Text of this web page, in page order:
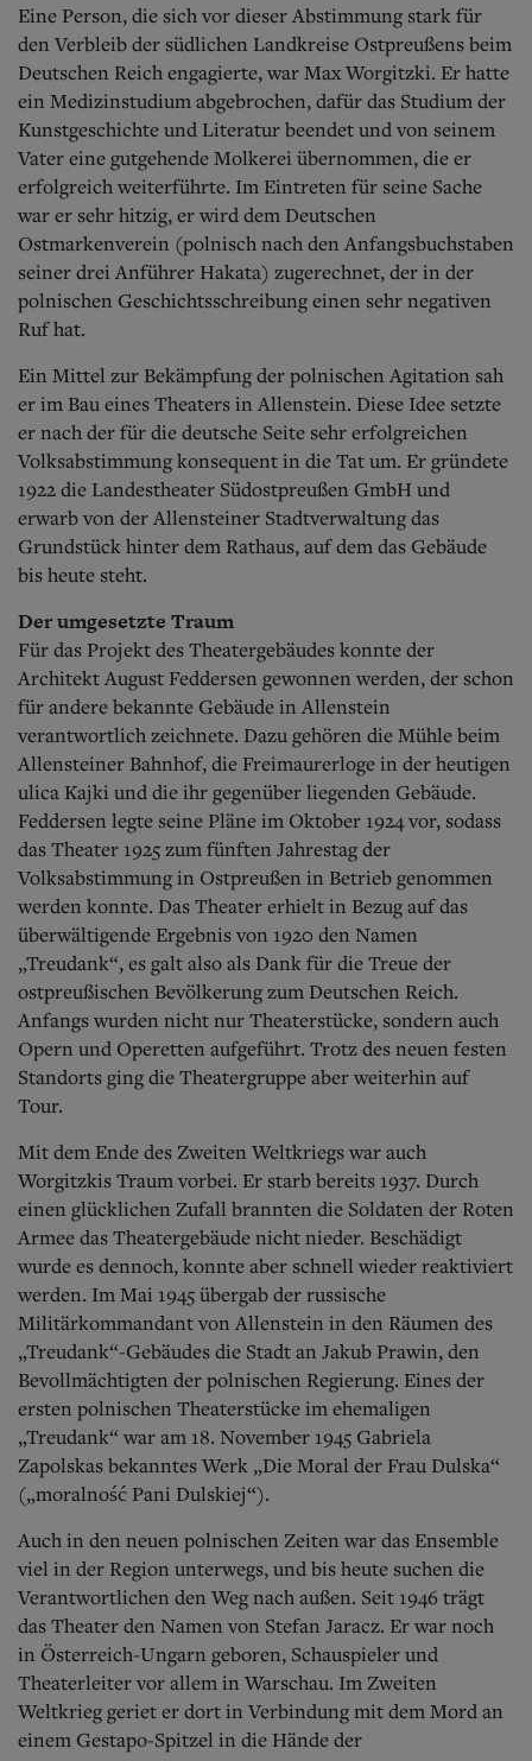
Eine Person, die sich vor dieser Abstimmung stark für
den Verbleib der südlichen Landkreise Ostpreußens beim
Deutschen Reich engagierte, war Max Worgitzki. Er hatte
ein Medizinstudium abgebrochen, dafür das Studium der
Kunstgeschichte und Literatur beendet und von seinem
Vater eine gutgehende Molkerei übernommen, die er
erfolgreich weiterführte. Im Eintreten für seine Sache
war er sehr hitzig, er wird dem Deutschen
Ostmarkenverein (polnisch nach den Anfangsbuchstaben
seiner drei Anführer Hakata) zugerechnet, der in der
polnischen Geschichtsschreibung einen sehr negativen
Ruf hat.
Ein Mittel zur Bekämpfung der polnischen Agitation sah
er im Bau eines Theaters in Allenstein. Diese Idee setzte
er nach der für die deutsche Seite sehr erfolgreichen
Volksabstimmung konsequent in die Tat um. Er gründete
1922 die Landestheater Südostpreußen GmbH und
erwarb von der Allensteiner Stadtverwaltung das
Grundstück hinter dem Rathaus, auf dem das Gebäude
bis heute steht.
Der umgesetzte Traum
Für das Projekt des Theatergebäudes konnte der
Architekt August Feddersen gewonnen werden, der schon
für andere bekannte Gebäude in Allenstein
verantwortlich zeichnete. Dazu gehören die Mühle beim
Allensteiner Bahnhof, die Freimaurerloge in der heutigen
ulica Kajki und die ihr gegenüber liegenden Gebäude.
Feddersen legte seine Pläne im Oktober 1924 vor, sodass
das Theater 1925 zum fünften Jahrestag der
Volksabstimmung in Ostpreußen in Betrieb genommen
werden konnte. Das Theater erhielt in Bezug auf das
überwältigende Ergebnis von 1920 den Namen
„Treudank“, es galt also als Dank für die Treue der
ostpreußischen Bevölkerung zum Deutschen Reich.
Anfangs wurden nicht nur Theaterstücke, sondern auch
Opern und Operetten aufgeführt. Trotz des neuen festen
Standorts ging die Theatergruppe aber weiterhin auf
Tour.
Mit dem Ende des Zweiten Weltkriegs war auch
Worgitzkis Traum vorbei. Er starb bereits 1937. Durch
einen glücklichen Zufall brannten die Soldaten der Roten
Armee das Theatergebäude nicht nieder. Beschädigt
wurde es dennoch, konnte aber schnell wieder reaktiviert
werden. Im Mai 1945 übergab der russische
Militärkommandant von Allenstein in den Räumen des
„Treudank“-Gebäudes die Stadt an Jakub Prawin, den
Bevollmächtigten der polnischen Regierung. Eines der
ersten polnischen Theaterstücke im ehemaligen
„Treudank“ war am 18. November 1945 Gabriela
Zapolskas bekanntes Werk „Die Moral der Frau Dulska“
(„moralność Pani Dulskiej“).
Auch in den neuen polnischen Zeiten war das Ensemble
viel in der Region unterwegs, und bis heute suchen die
Verantwortlichen den Weg nach außen. Seit 1946 trägt
das Theater den Namen von Stefan Jaracz. Er war noch
in Österreich-Ungarn geboren, Schauspieler und
Theaterleiter vor allem in Warschau. Im Zweiten
Weltkrieg geriet er dort in Verbindung mit dem Mord an
einem Gestapo-Spitzel in die Hände der